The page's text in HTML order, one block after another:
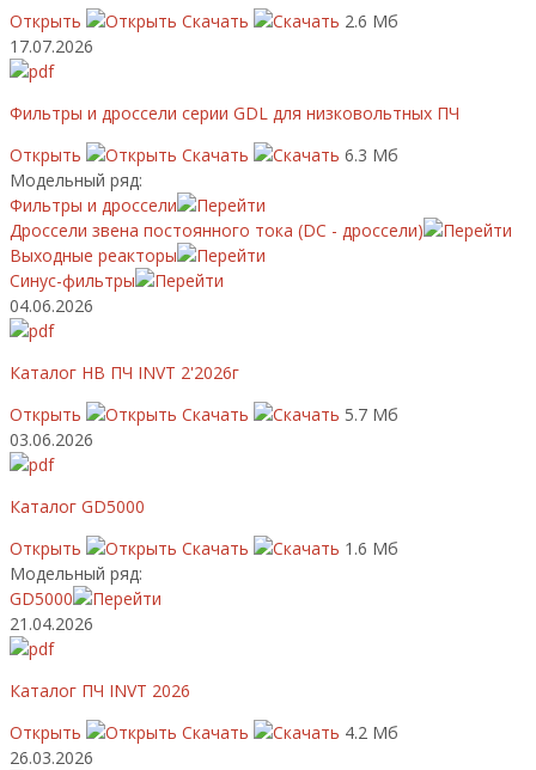
Открыть
Скачать
2.6 Мб
17.07.2026
Фильтры и дроссели серии GDL для низковольтных ПЧ
Открыть
Скачать
6.3 Мб
Модельный ряд:
Фильтры и дроссели
Дроссели звена постоянного тока (DC - дроссели)
Выходные реакторы
Синус-фильтры
04.06.2026
Каталог НВ ПЧ INVT 2'2026г
Открыть
Скачать
5.7 Мб
03.06.2026
Каталог GD5000
Открыть
Скачать
1.6 Мб
Модельный ряд:
GD5000
21.04.2026
Каталог ПЧ INVT 2026
Открыть
Скачать
4.2 Мб
26.03.2026